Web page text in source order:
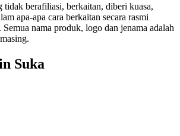
tidak berafiliasi, berkaitan, diberi kuasa,
apa-apa cara berkaitan secara rasmi
nama produk, logo dan jenama adalah
Suka